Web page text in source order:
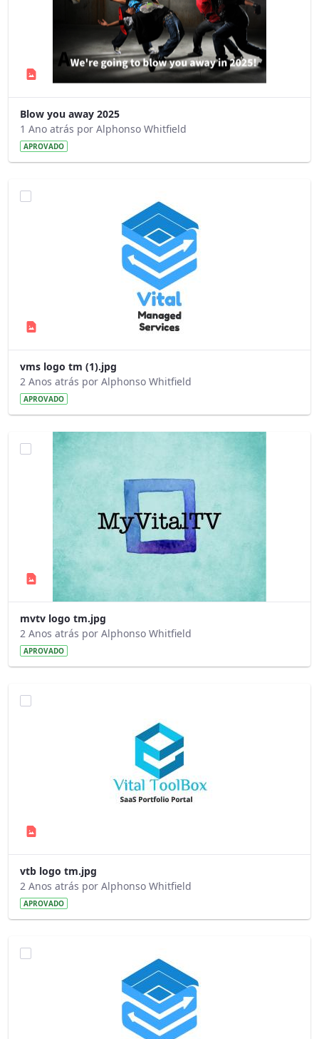
Blow you away 2025
1 Ano atrás por Alphonso Whitfield
APROVADO
vms logo tm (1).jpg
2 Anos atrás por Alphonso Whitfield
APROVADO
mvtv logo tm.jpg
2 Anos atrás por Alphonso Whitfield
APROVADO
vtb logo tm.jpg
2 Anos atrás por Alphonso Whitfield
APROVADO